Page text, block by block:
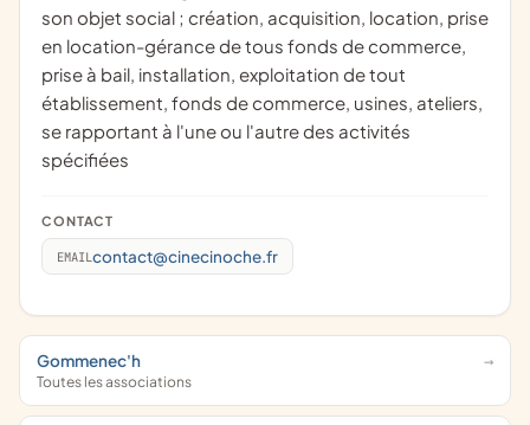
son objet social ; création, acquisition, location, prise
en location-gérance de tous fonds de commerce,
prise à bail, installation, exploitation de tout
établissement, fonds de commerce, usines, ateliers,
se rapportant à l'une ou l'autre des activités
spécifiées
CONTACT
EMAIL contact@cinecinoche.fr
Gommenec'h
Toutes les associations